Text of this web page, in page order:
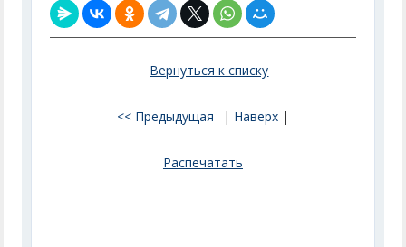
Вернуться к списку
<< Предыдущая | Наверх|
Распечатать